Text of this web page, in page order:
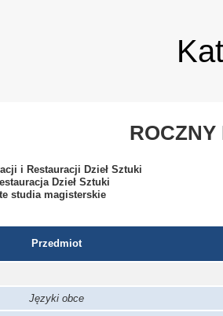
i Restauracji Dzieł Sztuki
Dzieł Sztuki
studia magisterskie
Przedmiot
Języki obce